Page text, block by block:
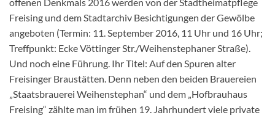
Freising und dem Stadtarchiv Besichtigungen der Gewölbe
angeboten (Termin: 11. September 2016, 11 Uhr und 16 Uhr;
Treffpunkt: Ecke Vöttinger Str./Weihenstephaner Straße).
Und noch eine Führung. Ihr Titel: Auf den Spuren alter
Freisinger Braustätten. Denn neben den beiden Brauereien
„Staatsbrauerei Weihenstephan“ und dem „Hofbrauhaus
Freising“ zählte man im frühen 19. Jahrhundert viele private